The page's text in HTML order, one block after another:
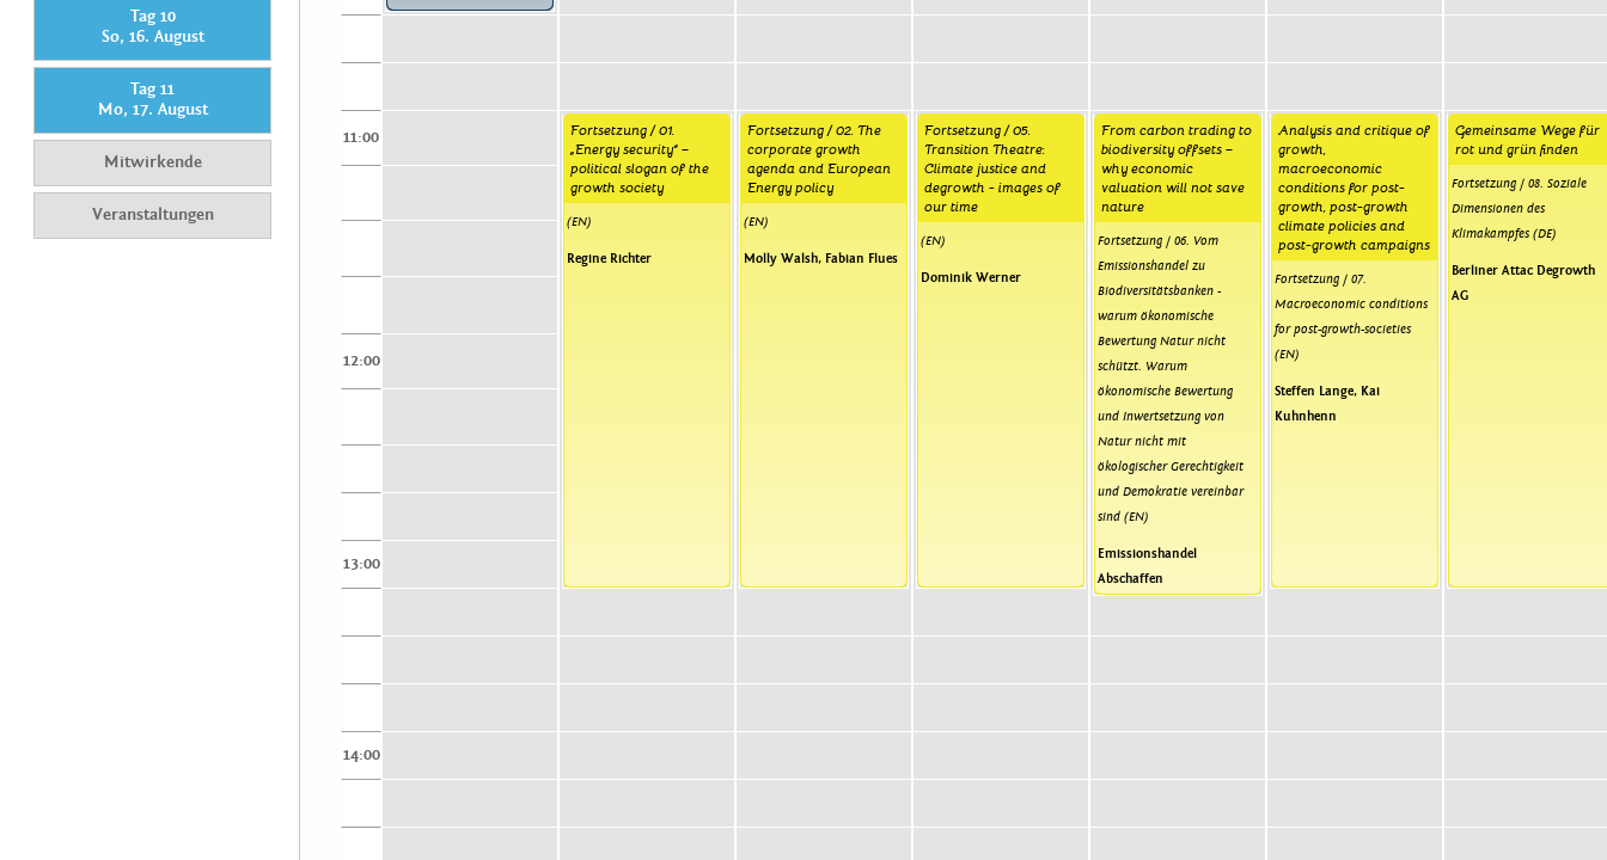
Tag 10
So, 16. August
Tag 11
Mo, 17. August
Mitwirkende
Veranstaltungen
11:00
Fortsetzung / 01.
„Energy security“ –
political slogan of the
growth society
(EN)
Regine Richter
Fortsetzung / 02. The
corporate growth
agenda and European
Energy policy
(EN)
Molly Walsh, Fabian Flues
Fortsetzung / 05.
Transition Theatre:
Climate justice and
degrowth - images of
our time
(EN)
Dominik Werner
From carbon trading to
biodiversity offsets –
why economic
valuation will not save
nature
Fortsetzung / 06. Vom
Emissionshandel zu
Biodiversitätsbanken -
warum ökonomische
Bewertung Natur nicht
schützt. Warum
ökonomische Bewertung
und Inwertsetzung von
Natur nicht mit
ökologischer Gerechtigkeit
und Demokratie vereinbar
sind (EN)
Emissionshandel
Abschaffen
Analysis and critique of
growth,
macroeconomic
conditions for post-
growth, post-growth
climate policies and
post-growth campaigns
Fortsetzung / 07.
Macroeconomic conditions
for post-growth-societies
(EN)
Steffen Lange, Kai
Kuhnhenn
Gemeinsame Wege für
rot und grün finden
Fortsetzung / 08. Soziale
Dimensionen des
Klimakampfes (DE)
Berliner Attac Degrowth
AG
12:00
13:00
14:00